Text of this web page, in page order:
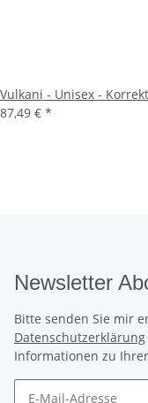
Vulkani - Unisex -
87,49 € *
Newsletter
Bitte senden Sie mir
Datenschutzerklärung
Informationen zu